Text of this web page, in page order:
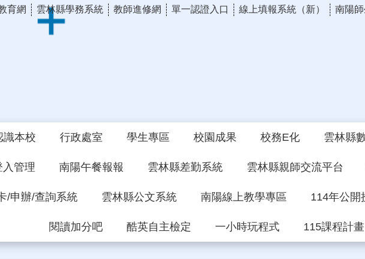
育網 雲林縣學務系統 教師進修網 單一認證入口 線上填報系統（新） 南陽
識本校 行政處室 學生專區 校園成果 校務E化 雲林縣
入管理 南陽午餐報報 雲林縣差勤系統 雲林縣親師交流平台
/申辦/查詢系統 雲林縣公文系統 南陽線上教學專區 114年公開
閱讀加分吧 酷英自主檢定 一小時玩程式 115課程計畫